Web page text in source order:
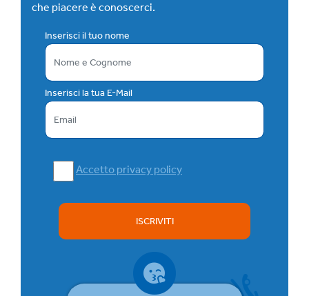
che piacere è conoscerci.
Inserisci il tuo nome
Inserisci la tua E-Mail
Accetto privacy policy
ISCRIVITI